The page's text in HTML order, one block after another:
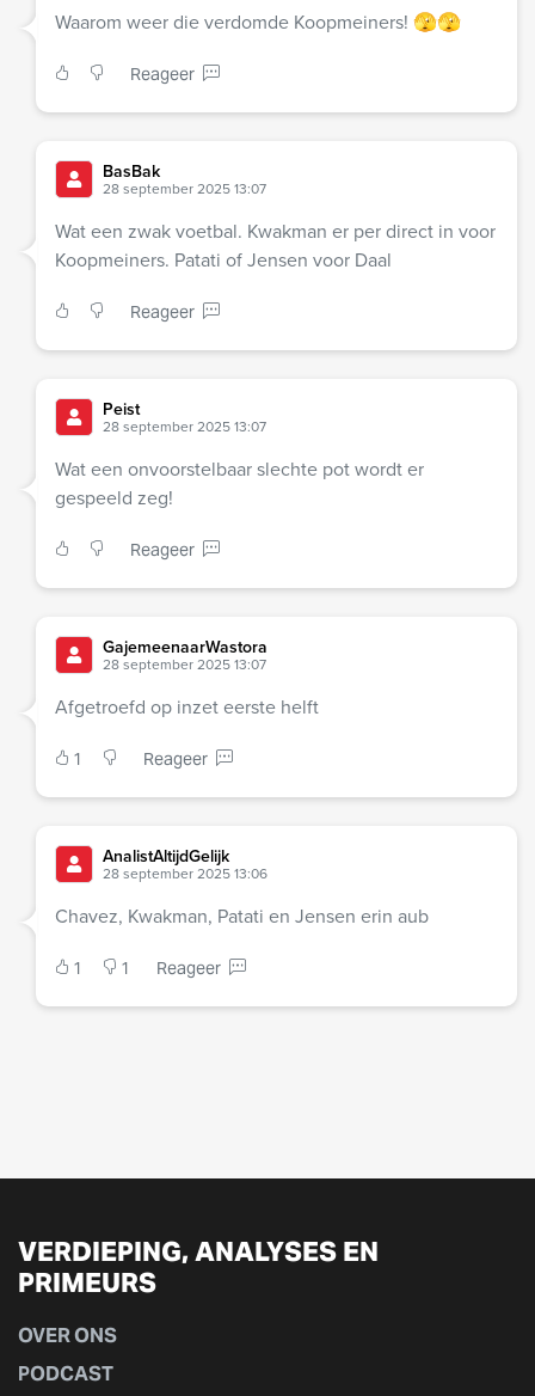
Waarom weer die verdomde Koopmeiners! 🫣🫣
Reageer
BasBak
28 september 2025 13:07
Wat een zwak voetbal. Kwakman er per direct in voor
Koopmeiners. Patati of Jensen voor Daal
Reageer
Peist
28 september 2025 13:07
Wat een onvoorstelbaar slechte pot wordt er
gespeeld zeg!
Reageer
GajemeenaarWastora
28 september 2025 13:07
Afgetroefd op inzet eerste helft
1 Reageer
AnalistAltijdGelijk
28 september 2025 13:06
Chavez, Kwakman, Patati en Jensen erin aub
1 1 Reageer
VERDIEPING, ANALYSES EN
PRIMEURS
OVER ONS
PODCAST